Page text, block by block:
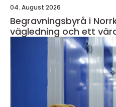
04. August 2026
Begravningsbyrå i
vägledning och ett